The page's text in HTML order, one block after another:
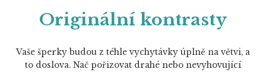
Originální kontrasty
Vaše šperky budou z téhle vychytávky úplně na větvi, a
to doslova. Nač pořizovat drahé nebo nevyhovující